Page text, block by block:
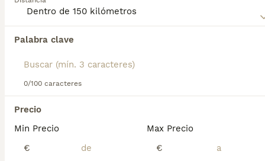
Palabra clave
0/100 caracteres
Precio
Min Precio
€
Max Precio
€
Encontramos 0 Griffon Fauve de Bretagne
Si deseas exactamente esta búsqueda guarda tu
búsqueda y espera el resultado perfecto:
Preguntas frecuentes